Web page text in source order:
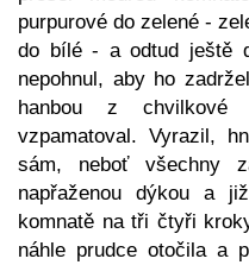
purpurové do zelené -
do bílé - a odtud ještě
nepohnul, aby ho
hanbou z chvilkové
vzpamatoval. Vyrazil,
sám, neboť všechny
napřaženou dýkou a
komnatě na tři čtyři
náhle prudce otočila a